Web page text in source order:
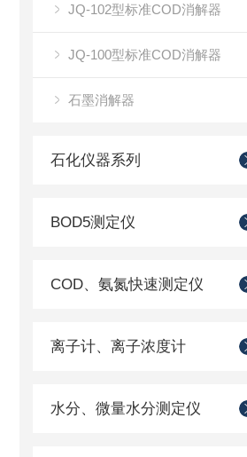
JQ-102型标准COD消解器
JQ-100型标准COD消解器
石墨消解器
石化仪器系列
BOD5测定仪
COD、氨氮快速测定仪
离子计、离子浓度计
水分、微量水分测定仪